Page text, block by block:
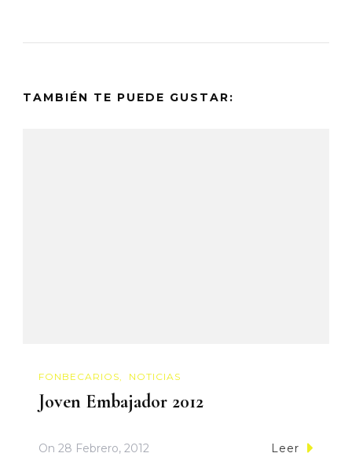
TAMBIÉN TE PUEDE GUSTAR:
FONBECARIOS NOTICIAS
Joven Embajador 2012
On 28 Febrero, 2012 Leer